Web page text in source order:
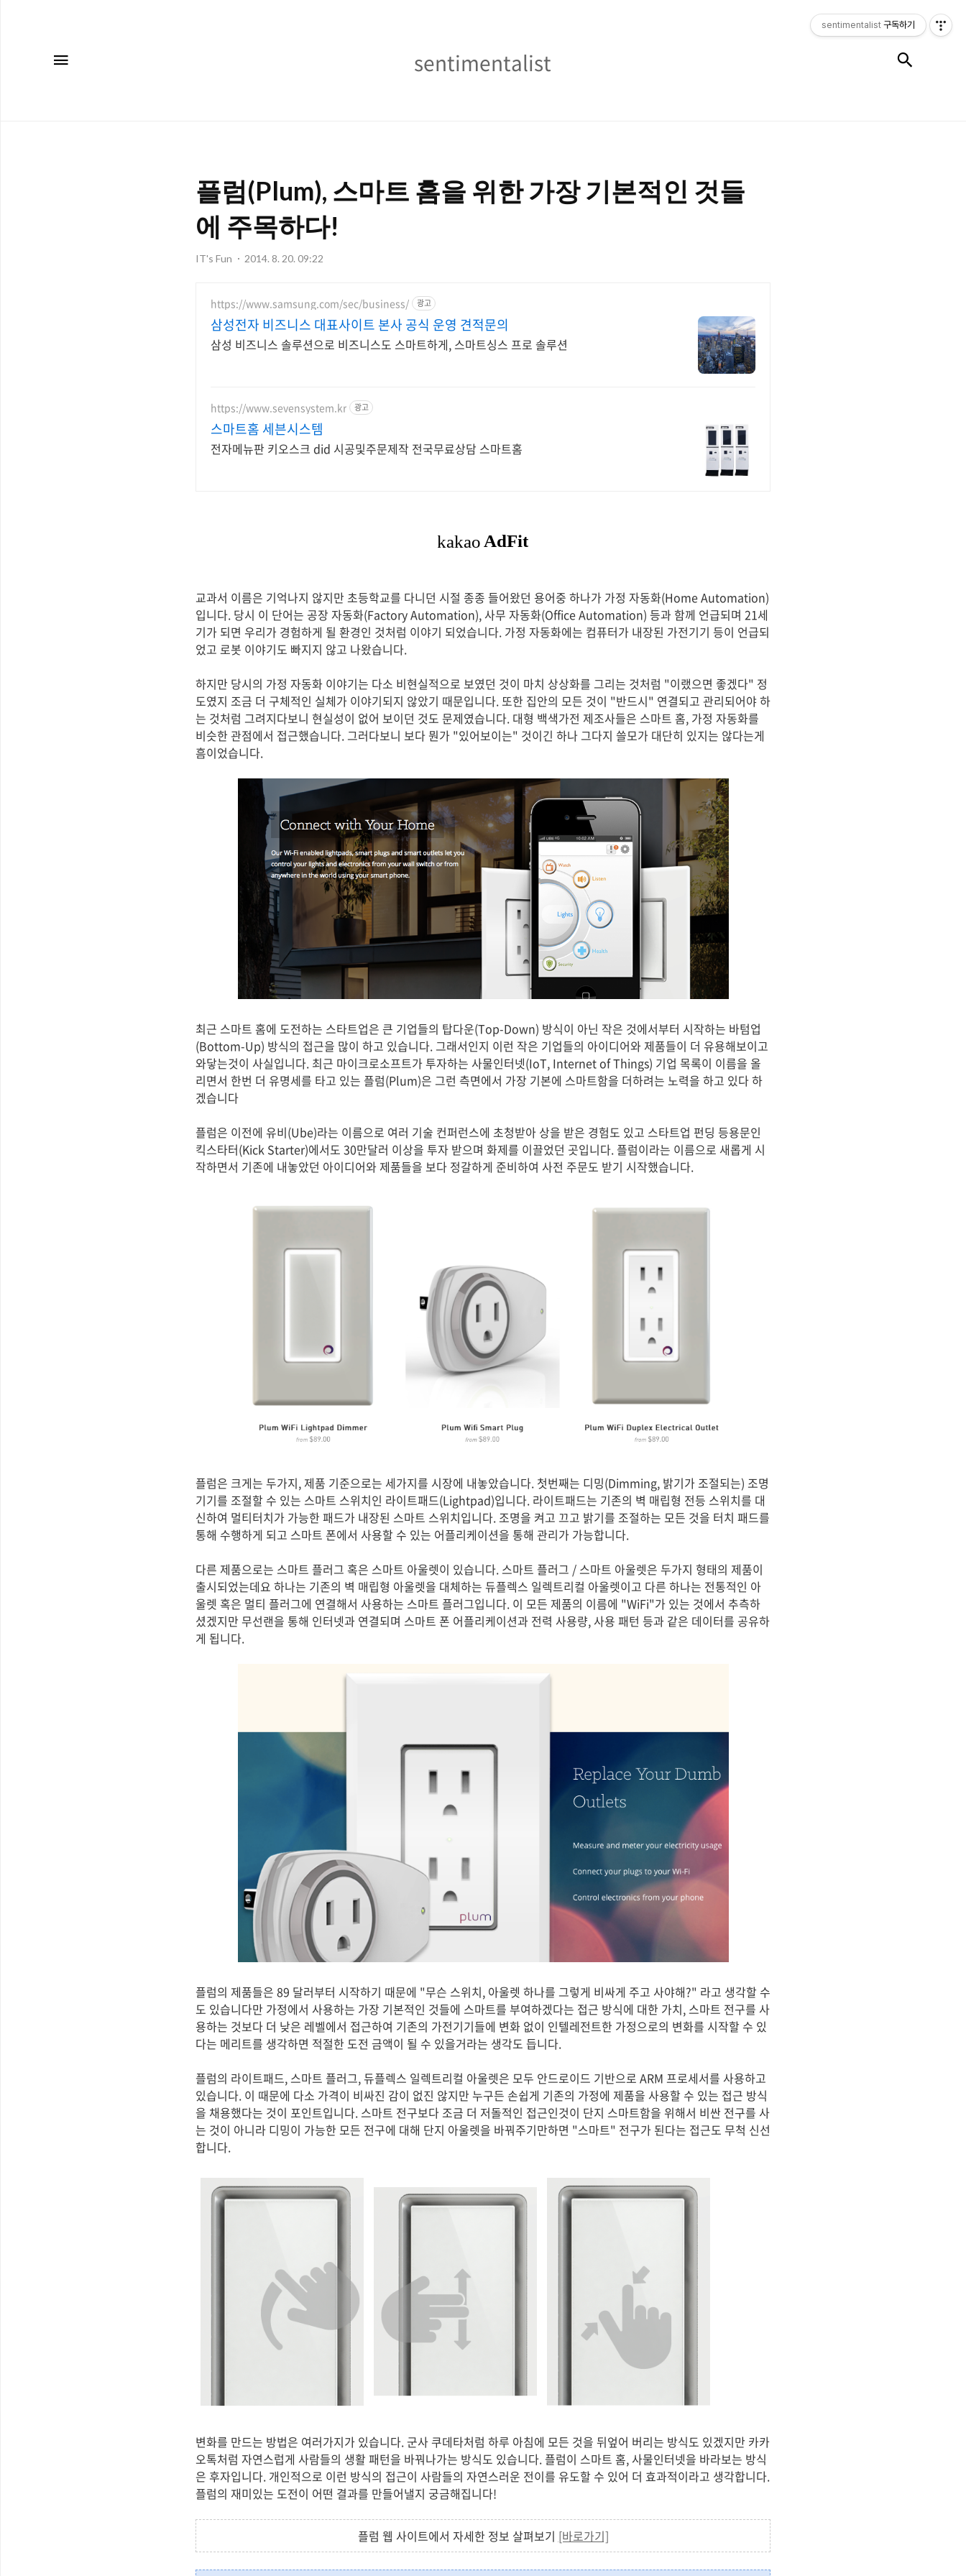
sentimentalist
플럼(Plum), 스마트 홈을 위한 가장 기본적인 것들
에 주목하다!
IT's Fun 2014. 8. 20. 09:22
https://www.samsung.com/sec/business/ 광고
삼성전자 비즈니스 대표사이트 본사 공식 운영 견적문의
삼성 비즈니스 솔루션으로 비즈니스도 스마트하게, 스마트싱스 프로 솔루션
https://www.sevensystem.kr 광고
스마트홈 세븐시스템
전자메뉴판 키오스크 did 시공및주문제작 전국무료상담 스마트홈
교과서 이름은 기억나지 않지만 초등학교를 다니던 시절 종종 들어왔던 용어중 하나가 가정 자동화(Home Automation)
입니다. 당시 이 단어는 공장 자동화(Factory Automation), 사무 자동화(Office Automation) 등과 함께 언급되며 21세
기가 되면 우리가 경험하게 될 환경인 것처럼 이야기 되었습니다. 가정 자동화에는 컴퓨터가 내장된 가전기기 등이 언급되
었고 로봇 이야기도 빠지지 않고 나왔습니다.
하지만 당시의 가정 자동화 이야기는 다소 비현실적으로 보였던 것이 마치 상상화를 그리는 것처럼 "이랬으면 좋겠다" 정
도였지 조금 더 구체적인 실체가 이야기되지 않았기 때문입니다. 또한 집안의 모든 것이 "반드시" 연결되고 관리되어야 하
는 것처럼 그려지다보니 현실성이 없어 보이던 것도 문제였습니다. 대형 백색가전 제조사들은 스마트 홈, 가정 자동화를
비슷한 관점에서 접근했습니다. 그러다보니 보다 뭔가 "있어보이는" 것이긴 하나 그다지 쓸모가 대단히 있지는 않다는게
흠이었습니다.
최근 스마트 홈에 도전하는 스타트업은 큰 기업들의 탑다운(Top-Down) 방식이 아닌 작은 것에서부터 시작하는 바텀업
(Bottom-Up) 방식의 접근을 많이 하고 있습니다. 그래서인지 이런 작은 기업들의 아이디어와 제품들이 더 유용해보이고
와닿는것이 사실입니다. 최근 마이크로소프트가 투자하는 사물인터넷(IoT, Internet of Things) 기업 목록이 이름을 올
리면서 한번 더 유명세를 타고 있는 플럼(Plum)은 그런 측면에서 가장 기본에 스마트함을 더하려는 노력을 하고 있다 하
겠습니다
플럼은 이전에 유비(Ube)라는 이름으로 여러 기술 컨퍼런스에 초청받아 상을 받은 경험도 있고 스타트업 펀딩 등용문인
킥스타터(Kick Starter)에서도 30만달러 이상을 투자 받으며 화제를 이끌었던 곳입니다. 플럼이라는 이름으로 새롭게 시
작하면서 기존에 내놓았던 아이디어와 제품들을 보다 정갈하게 준비하여 사전 주문도 받기 시작했습니다.
플럼은 크게는 두가지, 제품 기준으로는 세가지를 시장에 내놓았습니다. 첫번째는 디밍(Dimming, 밝기가 조절되는) 조명
기기를 조절할 수 있는 스마트 스위치인 라이트패드(Lightpad)입니다. 라이트패드는 기존의 벽 매립형 전등 스위치를 대
신하여 멀티터치가 가능한 패드가 내장된 스마트 스위치입니다. 조명을 켜고 끄고 밝기를 조절하는 모든 것을 터치 패드를
통해 수행하게 되고 스마트 폰에서 사용할 수 있는 어플리케이션을 통해 관리가 가능합니다.
다른 제품으로는 스마트 플러그 혹은 스마트 아울렛이 있습니다. 스마트 플러그 / 스마트 아울렛은 두가지 형태의 제품이
출시되었는데요 하나는 기존의 벽 매립형 아울렛을 대체하는 듀플렉스 일렉트리컬 아울렛이고 다른 하나는 전통적인 아
울렛 혹은 멀티 플러그에 연결해서 사용하는 스마트 플러그입니다. 이 모든 제품의 이름에 "WiFi"가 있는 것에서 추측하
셨겠지만 무선랜을 통해 인터넷과 연결되며 스마트 폰 어플리케이션과 전력 사용량, 사용 패턴 등과 같은 데이터를 공유하
게 됩니다.
플럼의 제품들은 89 달러부터 시작하기 때문에 "무슨 스위치, 아울렛 하나를 그렇게 비싸게 주고 사야해?" 라고 생각할 수
도 있습니다만 가정에서 사용하는 가장 기본적인 것들에 스마트를 부여하겠다는 접근 방식에 대한 가치, 스마트 전구를 사
용하는 것보다 더 낮은 레벨에서 접근하여 기존의 가전기기들에 변화 없이 인텔레전트한 가정으로의 변화를 시작할 수 있
다는 메리트를 생각하면 적절한 도전 금액이 될 수 있을거라는 생각도 듭니다.
플럼의 라이트패드, 스마트 플러그, 듀플렉스 일렉트리컬 아울렛은 모두 안드로이드 기반으로 ARM 프로세서를 사용하고
있습니다. 이 때문에 다소 가격이 비싸진 감이 없진 않지만 누구든 손쉽게 기존의 가정에 제품을 사용할 수 있는 접근 방식
을 채용했다는 것이 포인트입니다. 스마트 전구보다 조금 더 저돌적인 접근인것이 단지 스마트함을 위해서 비싼 전구를 사
는 것이 아니라 디밍이 가능한 모든 전구에 대해 단지 아울렛을 바꿔주기만하면 "스마트" 전구가 된다는 접근도 무척 신선
합니다.
변화를 만드는 방법은 여러가지가 있습니다. 군사 쿠데타처럼 하루 아침에 모든 것을 뒤엎어 버리는 방식도 있겠지만 카카
오톡처럼 자연스럽게 사람들의 생활 패턴을 바꿔나가는 방식도 있습니다. 플럼이 스마트 홈, 사물인터넷을 바라보는 방식
은 후자입니다. 개인적으로 이런 방식의 접근이 사람들의 자연스러운 전이를 유도할 수 있어 더 효과적이라고 생각합니다.
플럼의 재미있는 도전이 어떤 결과를 만들어낼지 궁금해집니다!
플럼 웹 사이트에서 자세한 정보 살펴보기 [바로가기]
sentimentalist 구독하기